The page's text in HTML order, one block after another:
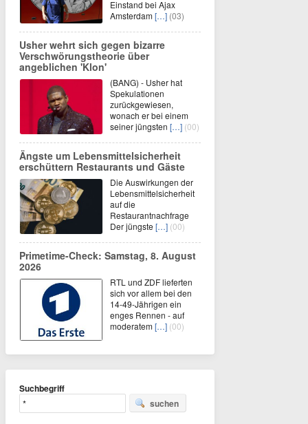
Einstand bei Ajax
Amsterdam[…] (03)
Usher wehrt sich gegen bizarre
Verschwörungstheorie über
angeblichen 'Klon'
(BANG) - Usher hat
Spekulationen
zurückgewiesen,
wonach er bei einem
seiner jüngsten […] (00)
Ängste um Lebensmittelsicherheit
erschüttern Restaurants und Gäste
Die Auswirkungen der
Lebensmittelsicherheit
auf die
Restaurantnachfrage
Der jüngste […] (00)
Primetime-Check: Samstag, 8. August
2026
RTL und ZDF lieferten
sich vor allem bei den
14-49-Jährigen ein
enges Rennen - auf
moderatem[…] (00)
Suchbegriff
suchen